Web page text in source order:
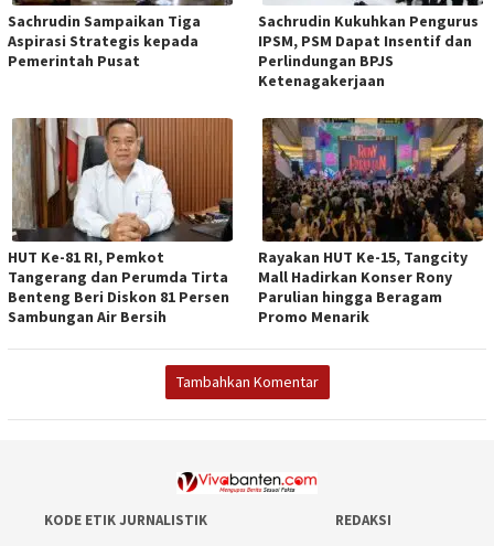
Sachrudin Sampaikan Tiga
Aspirasi Strategis kepada
Pemerintah Pusat
Sachrudin Kukuhkan Pengurus
IPSM, PSM Dapat Insentif dan
Perlindungan BPJS
Ketenagakerjaan
HUT Ke-81 RI, Pemkot
Tangerang dan Perumda Tirta
Benteng Beri Diskon 81 Persen
Sambungan Air Bersih
Rayakan HUT Ke-15, Tangcity
Mall Hadirkan Konser Rony
Parulian hingga Beragam
Promo Menarik
Tambahkan Komentar
KODE ETIK JURNALISTIK
REDAKSI